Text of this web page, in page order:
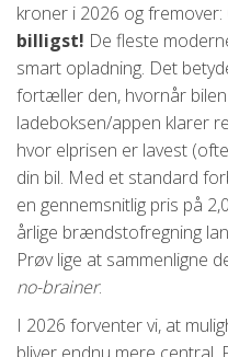
kroner i 2026 og fremover:
billigst! De fleste
smart opladning. Det
fortæller den, hvornår
ladeboksen/appen klarer
hvor elprisen er lavest
din bil. Med et standard
en gennemsnitlig pris på
årlige brændstofregning
Prøv lige at sammenligne
no-brainer.
I 2026 forventer vi, at